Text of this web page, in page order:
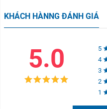
KHÁCH HÀNNG ĐÁNH GIÁ
5.0 5
4
3
2
1